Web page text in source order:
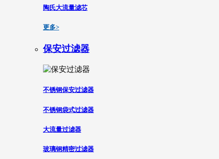
陶氏大流量滤芯
更多>
保安过滤器
不锈钢保安过滤器
不锈钢袋式过滤器
大流量过滤器
玻璃钢精密过滤器